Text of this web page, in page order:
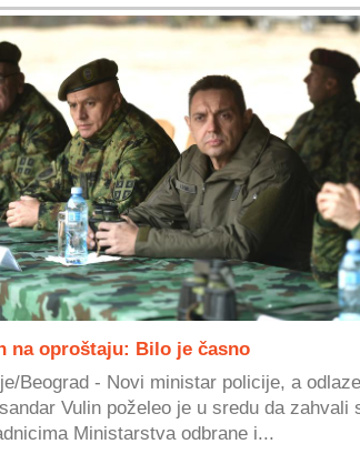
na oproštaju: Bilo je časno
Beograd - Novi ministar policije, a
Vulin poželeo je u sredu da zahvali
Ministarstva odbrane i...